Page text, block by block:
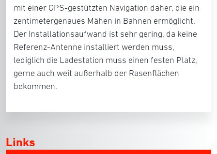
mit einer GPS-gestützten Navigation daher, die ein
zentimetergenaues Mähen in Bahnen ermöglicht.
Der Installationsaufwand ist sehr gering, da keine
Referenz-Antenne installiert werden muss,
lediglich die Ladestation muss einen festen Platz,
gerne auch weit außerhalb der Rasenflächen
bekommen.
Links